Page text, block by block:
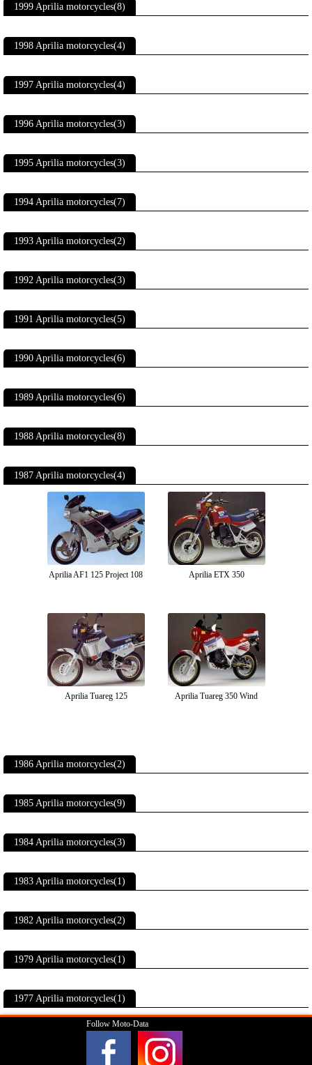
1999 Aprilia motorcycles(8)
1998 Aprilia motorcycles(4)
1997 Aprilia motorcycles(4)
1996 Aprilia motorcycles(3)
1995 Aprilia motorcycles(3)
1994 Aprilia motorcycles(7)
1993 Aprilia motorcycles(2)
1992 Aprilia motorcycles(3)
1991 Aprilia motorcycles(5)
1990 Aprilia motorcycles(6)
1989 Aprilia motorcycles(6)
1988 Aprilia motorcycles(8)
1987 Aprilia motorcycles(4)
Aprilia AF1 125 Project 108 Aprilia ETX 350
Aprilia Tuareg 125 Aprilia Tuareg 350 Wind
1986 Aprilia motorcycles(2)
1985 Aprilia motorcycles(9)
1984 Aprilia motorcycles(3)
1983 Aprilia motorcycles(1)
1982 Aprilia motorcycles(2)
1979 Aprilia motorcycles(1)
1977 Aprilia motorcycles(1)
Follow Moto-Data